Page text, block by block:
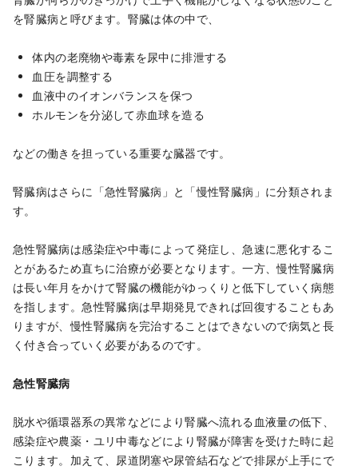
を腎臓病と呼びます。腎臓は体の中で、
体内の老廃物や毒素を尿中に排泄する
血圧を調整する
血液中のイオンバランスを保つ
ホルモンを分泌して赤血球を造る
などの働きを担っている重要な臓器です。
腎臓病はさらに「急性腎臓病」と「慢性腎臓病」に分類されま
す。
急性腎臓病は感染症や中毒によって発症し、急速に悪化するこ
とがあるため直ちに治療が必要となります。一方、慢性腎臓病
は長い年月をかけて腎臓の機能がゆっくりと低下していく病態
を指します。急性腎臓病は早期発見できれば回復することもあ
りますが、慢性腎臓病を完治することはできないので病気と長
く付き合っていく必要があるのです。
急性腎臓病
脱水や循環器系の異常などにより腎臓へ流れる血液量の低下、
感染症や農薬・ユリ中毒などにより腎臓が障害を受けた時に起
こります。加えて、尿道閉塞や尿管結石などで排尿が上手にで